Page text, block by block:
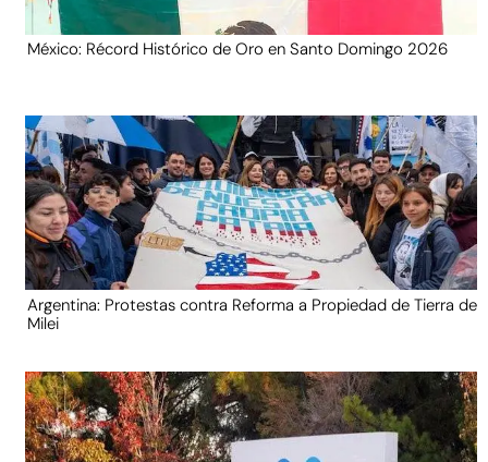
México: Récord Histórico de Oro en Santo Domingo 2026
Argentina: Protestas contra Reforma a Propiedad de Tierra de
Milei